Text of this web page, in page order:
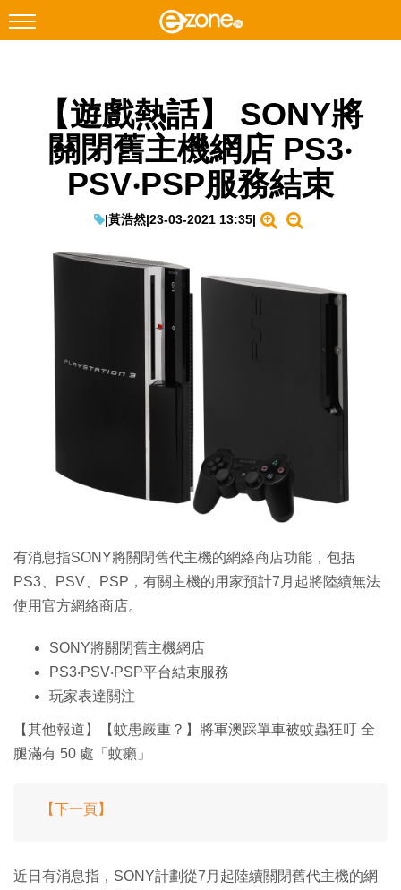
Facebook Instagram
科技焦點
教學評測
EduTech
IT Times
Enterprise Digital Transformation
【遊戲熱話】 SONY將
關閉舊主機網店 PS3‧
PSV‧PSP服務結束
|黃浩然|23-03-2021 13:35|
有消息指SONY將關閉舊代主機的網絡商店功能，包括
PS3、PSV、PSP，有關主機的用家預計7月起將陸續無法
使用官方網絡商店。
SONY將關閉舊主機網店
PS3‧PSV‧PSP平台結束服務
玩家表達關注
【其他報道】【蚊患嚴重？】將軍澳踩單車被蚊蟲狂叮 全
腿滿有 50 處「蚊癩」
【下一頁】
近日有消息指，SONY計劃從7月起陸續關閉舊代主機的網